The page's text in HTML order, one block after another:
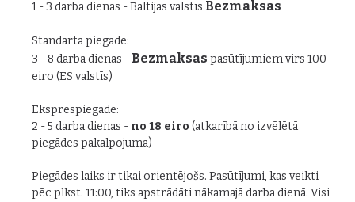
1 - 3 darba dienas - Baltijas valstīs Bezmaksas
Standarta piegāde:
3 - 8 darba dienas - Bezmaksas pasūtījumiem virs 100
eiro (ES valstīs)
Eksprespiegāde:
2 - 5 darba dienas - no 18 eiro (atkarībā no izvēlētā
piegādes pakalpojuma)
Piegādes laiks ir tikai orientējošs. Pasūtījumi, kas veikti
pēc plkst. 11:00, tiks apstrādāti nākamajā darba dienā. Visi